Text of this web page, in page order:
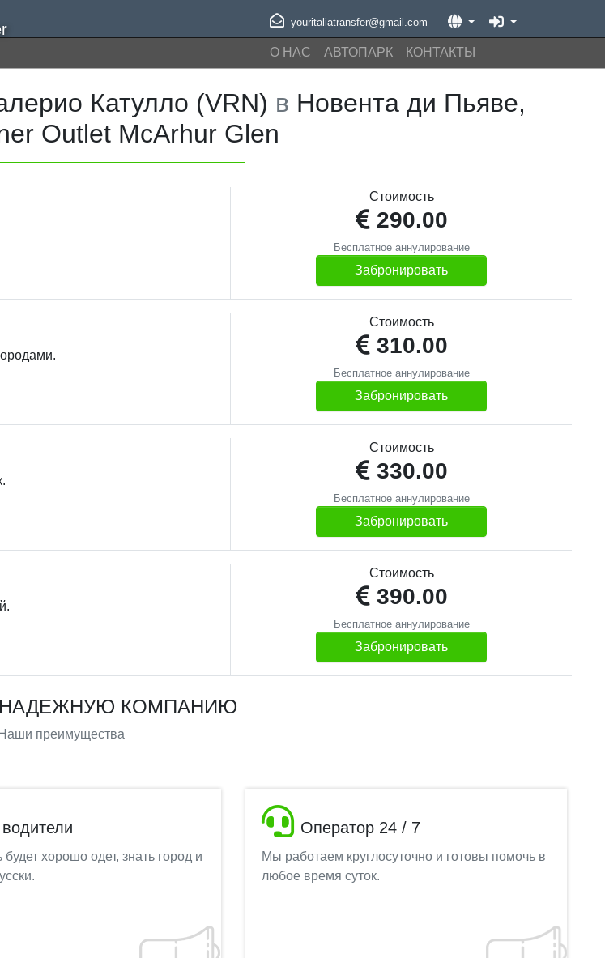
youritaliatransfer@gmail.com
О НАС АВТОПАРК КОНТАКТЫ
Катулло (VRN) в Новента ди Пьяве,
Outlet McArhur Glen
Стоимость
290.00
Бесплатное аннулирование
Забронировать
Стоимость
310.00
Бесплатное аннулирование
Забронировать
Стоимость
330.00
Бесплатное аннулирование
Забронировать
Стоимость
390.00
Бесплатное аннулирование
Забронировать
КОМПАНИЮ
Наши преимущества
хорошо одет, знать город и
Оператор 24 / 7
Мы работаем круглосуточно и готовы помочь в
любое время суток.